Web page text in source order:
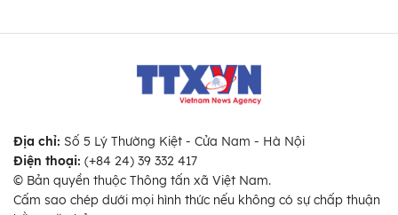
Địa chỉ: Số 5 Lý Thường Kiệt - Cửa Nam - Hà Nội
Điện thoại: (+84 24) 39 332 417
© Bản quyền thuộc Thông tấn xã Việt Nam.
Cấm sao chép dưới mọi hình thức nếu không có sự chấp thuận